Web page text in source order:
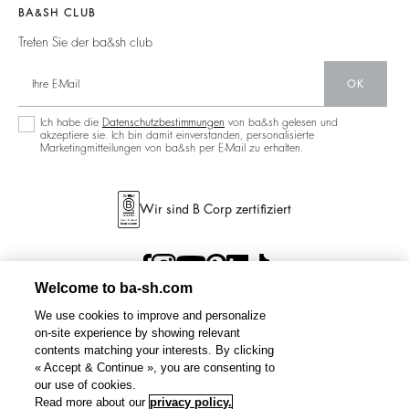
Nachhaltige Sammlung
BA&SH CLUB
Treten Sie der ba&sh club
OK
Ich habe die Datenschutzbestimmungen von ba&sh gelesen und
akzeptiere sie. Ich bin damit einverstanden, personalisierte
Marketingmitteilungen von ba&sh per E-Mail zu erhalten.
Wir sind B Corp zertifiziert
Welcome to ba-sh.com
We use cookies to improve and personalize
on-site experience by showing relevant
contents matching your interests. By clicking
« Accept & Continue », you are consenting to
our use of cookies.
Read more about our privacy policy.